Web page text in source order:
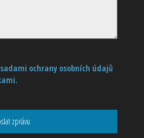
ochrany osobních údajů
zprávu